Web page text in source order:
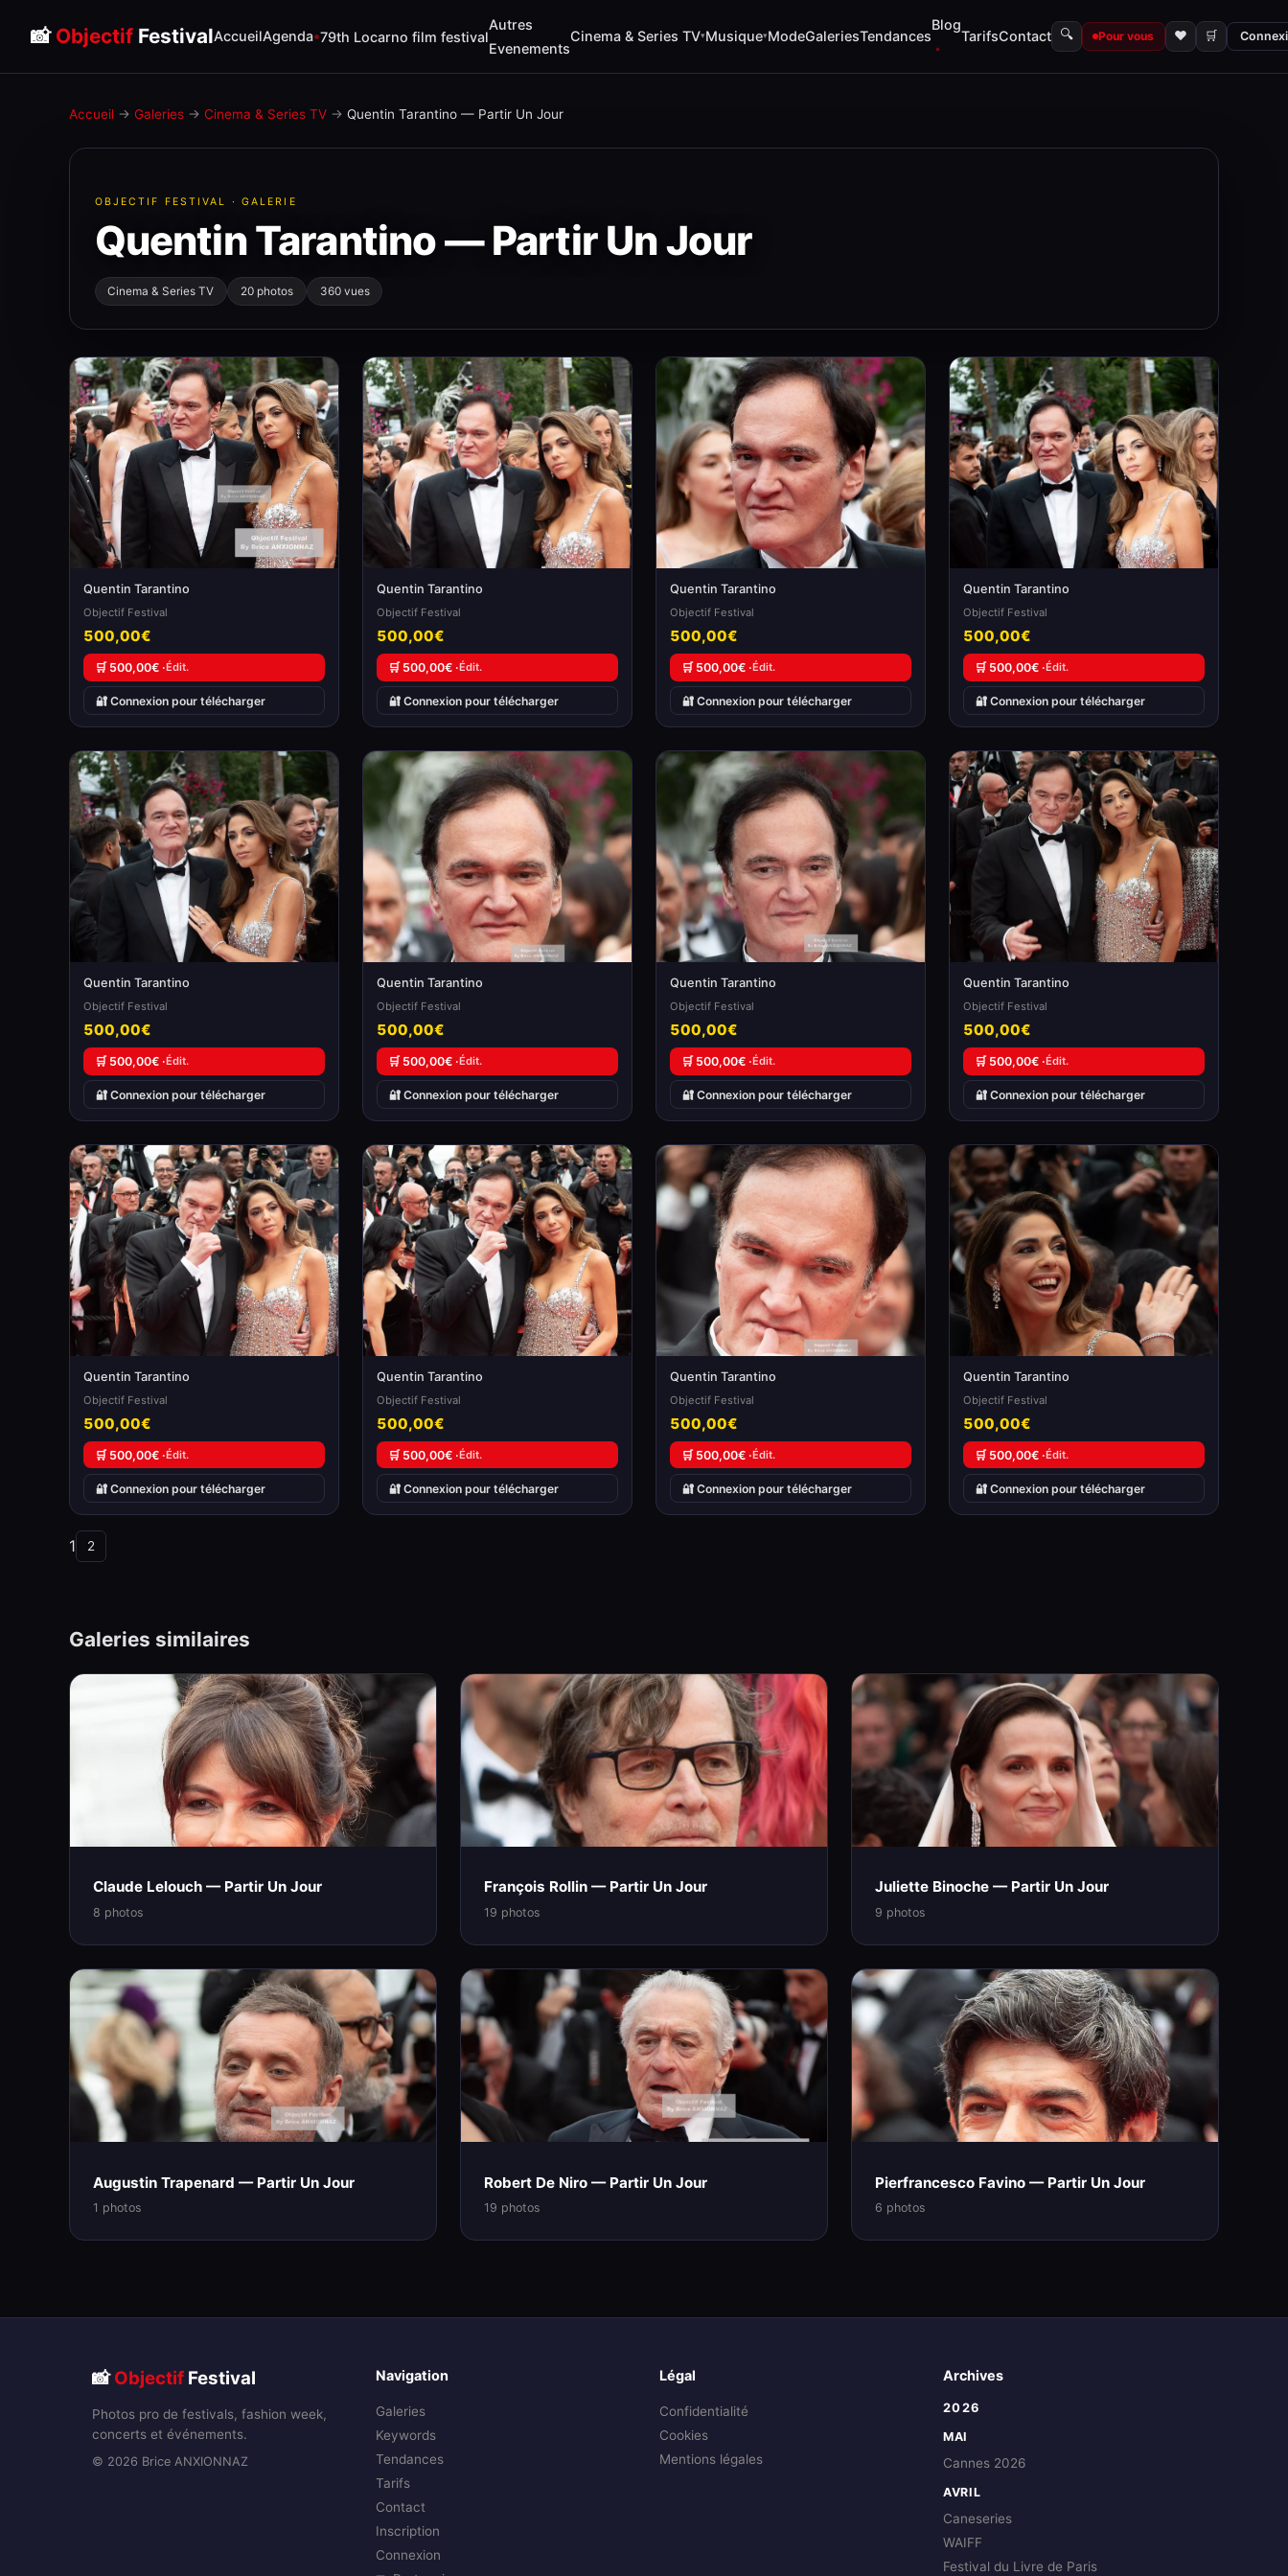
📸 Objectif FestivalAccueilAgenda 79th Locarno film festival
Autres
Evenements
Cinema & Series TV▾Musique▾ModeGaleriesTendances
Blog
TarifsContact 🔍 Pour vous ♥ 🛒
Accueil → Galeries → Cinema & Series TV → Quentin Tarantino — Partir Un Jour
OBJECTIF FESTIVAL · GALERIE
Quentin Tarantino — Partir Un Jour
Cinema & Series TV 20 photos 360 vues
Quentin Tarantino
Objectif Festival
500,00€
🛒 500,00€ ·Édit.
🔐 Connexion pour télécharger
Quentin Tarantino
Objectif Festival
500,00€
🛒 500,00€ ·Édit.
🔐 Connexion pour télécharger
Quentin Tarantino
Objectif Festival
500,00€
🛒 500,00€ ·Édit.
🔐 Connexion pour télécharger
Quentin Tarantino
Objectif Festival
500,00€
🛒 500,00€ ·Édit.
🔐 Connexion pour télécharger
Quentin Tarantino
Objectif Festival
500,00€
🛒 500,00€ ·Édit.
🔐 Connexion pour télécharger
Quentin Tarantino
Objectif Festival
500,00€
🛒 500,00€ ·Édit.
🔐 Connexion pour télécharger
Quentin Tarantino
Objectif Festival
500,00€
🛒 500,00€ ·Édit.
🔐 Connexion pour télécharger
Quentin Tarantino
Objectif Festival
500,00€
🛒 500,00€ ·Édit.
🔐 Connexion pour télécharger
Quentin Tarantino
Objectif Festival
500,00€
🛒 500,00€ ·Édit.
🔐 Connexion pour télécharger
Quentin Tarantino
Objectif Festival
500,00€
🛒 500,00€ ·Édit.
🔐 Connexion pour télécharger
Quentin Tarantino
Objectif Festival
500,00€
🛒 500,00€ ·Édit.
🔐 Connexion pour télécharger
Quentin Tarantino
Objectif Festival
500,00€
🛒 500,00€ ·Édit.
🔐 Connexion pour télécharger
1 2
Galeries similaires
Claude Lelouch — Partir Un Jour
8 photos
François Rollin — Partir Un Jour
19 photos
Juliette Binoche — Partir Un Jour
9 photos
Augustin Trapenard — Partir Un Jour
1 photos
Robert De Niro — Partir Un Jour
19 photos
Pierfrancesco Favino — Partir Un Jour
6 photos
📸Objectif Festival
Photos pro de festivals, fashion week,
concerts et événements.
© 2026 Brice ANXIONNAZ
Navigation
Galeries
Keywords
Tendances
Tarifs
Contact
Inscription
Connexion
Légal
Confidentialité
Cookies
Mentions légales
Archives
2026
MAI
Cannes 2026
AVRIL
Caneseries
WAIFF
Festival du Livre de Paris